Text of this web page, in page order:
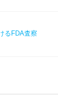
るFDA査察